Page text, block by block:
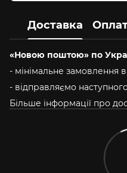
Доставка
«Новою поштою» по
- мінімальне замовлення
- відправляємо
Більше інформації про